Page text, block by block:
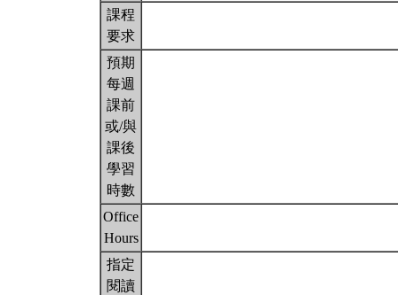
課程
要求
預期
每週
課前
或/與
課後
學習
時數
Office
Hours
指定
閱讀